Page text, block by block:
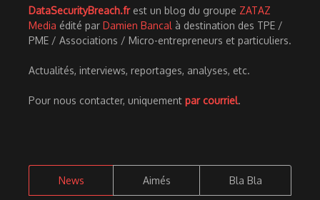
DataSecurityBreach.frest un blog du groupe ZATAZ
Media édité par Damien Bancal à destination des TPE /
PME / Associations / Micro-entrepreneurs et particuliers.
Actualités, interviews, reportages, analyses, etc.
Pour nous contacter, uniquement par courriel.
News Aimés Bla Bla